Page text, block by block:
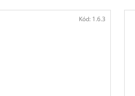
Kód: 1.6.3